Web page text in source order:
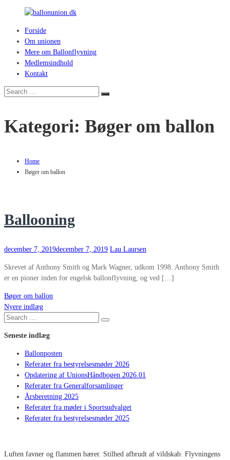
content
ballonunion.dk
hvad
vej
blæser
Forside
Om unionen
Mere om Ballonflyvning
Medlemsindhold
Kontakt
Search
Search
Kategori: Bøger om ballon
Home
Bøger om ballon
Ballooning
december 7, 2019december 7, 2019 Lau Laursen
Skrevet af Anthony Smith og Mark Wagner, udkom 1998. Anthony Smith
er en pioner inden for engelsk ballonflyvning, og ved […]
Bøger om ballon
Navigation
til
indlæg
Nyere indlæg
Search
Search
Seneste indlæg
Ballonposten
Referater fra bestyrelsesmøder 2026
Opdatering af UnionsHåndbogen 2026.01
Referater fra Generalforsamlinger
Årsberetning 2025
Referater fra møder i Sportsudvalget
Referater fra bestyrelsesmøder 2025
Luften favner og flammen bærer. Stilhed afbrudt af vildskab. Flyvningens